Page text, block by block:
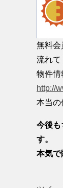
無料会
流れて
物件情
http://
本当の
今後も
す。
本気で